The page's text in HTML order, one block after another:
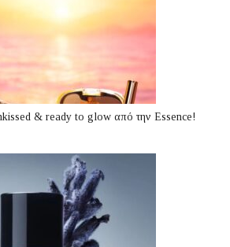
& ready to glow από την Essence!